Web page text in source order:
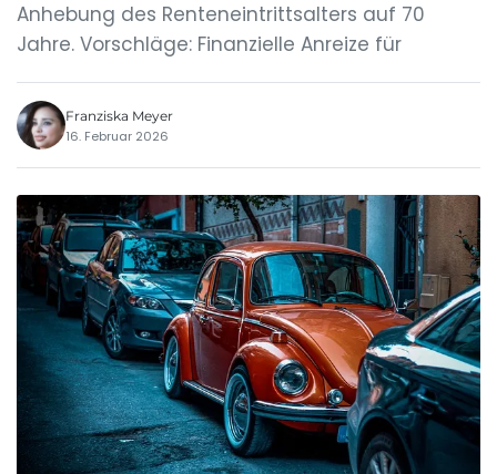
Anhebung des Renteneintrittsalters auf 70
Jahre. Vorschläge: Finanzielle Anreize für
Franziska Meyer
16. Februar 2026